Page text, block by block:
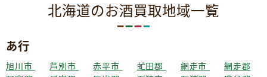
北海道のお酒買取地域一覧
あ行
旭川市 芦別市 赤平市 虻田郡 網走市
網走郡